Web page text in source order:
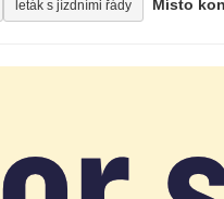
leták s jízdními řády Místo